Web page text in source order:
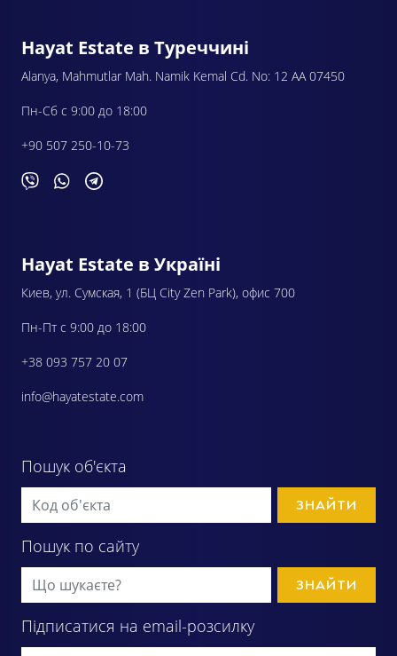
Hayat Estate в Туреччині
Alanya, Mahmutlar Mah. Namik Kemal Cd. No: 12 AA 07450
Пн-Сб с 9:00 до 18:00
+90 507 250-10-73
Hayat Estate в Україні
Киев, ул. Сумская, 1 (БЦ City Zen Park), офис 700
Пн-Пт с 9:00 до 18:00
+38 093 757 20 07
info@hayatestate.com
Пошук об'єкта
ЗНАЙТИ
Пошук по сайту
ЗНАЙТИ
Підписатися на email-розсилку